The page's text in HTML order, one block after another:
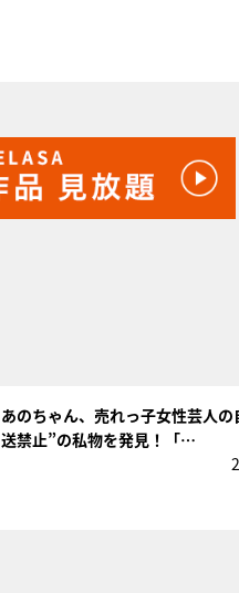
あのちゃん、売れっ子女性芸人の
送禁止”の私物を発見！「…